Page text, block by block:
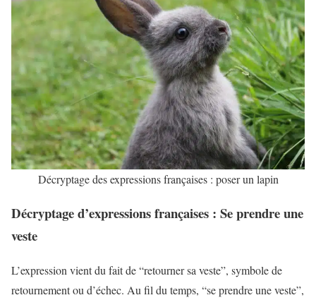
Décryptage des expressions françaises : poser un lapin
Décryptage d’expressions françaises : Se prendre une
veste
L’expression vient du fait de “retourner sa veste”, symbole de
retournement ou d’échec. Au fil du temps, “se prendre une veste”,